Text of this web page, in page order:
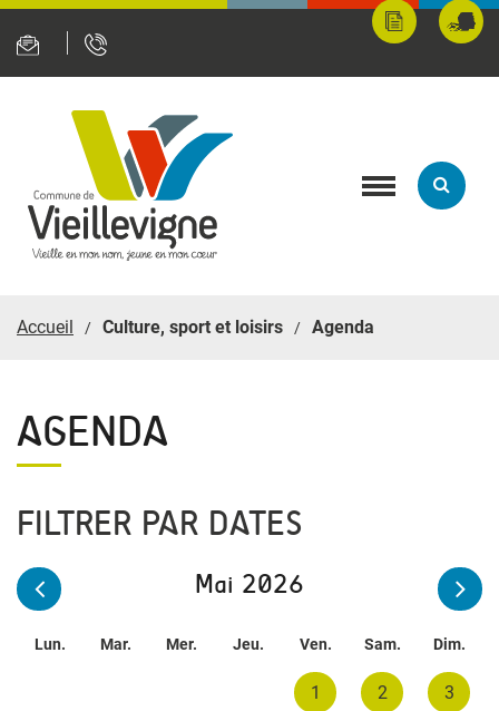
Mes
démarches
Toggle
Accueil Culture, sport et loisirs Agenda
AGENDA
FILTRER PAR DATES
Mai 2026
Lun. Mar. Mer. Jeu. Ven. Sam. Dim.
1 2 3
Panneau de gestion des cookies